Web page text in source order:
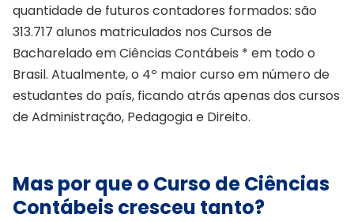
quantidade de futuros contadores formados: são
313.717 alunos matriculados nos Cursos de
Bacharelado em Ciências Contábeis * em todo o
Brasil. Atualmente, o 4º maior curso em número de
estudantes do país, ficando atrás apenas dos cursos
de Administração, Pedagogia e Direito.
Mas por que o Curso de Ciências
Contábeis cresceu tanto?